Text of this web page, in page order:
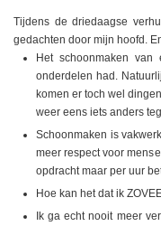
Tijdens de driedaagse
gedachten door mijn hoofd.
Het schoonmaken
onderdelen had.
komen er toch wel
weer eens iets anders
Schoonmaken is
meer respect voor
opdracht maar per uur
Hoe kan het dat ik
Ik ga echt nooit meer